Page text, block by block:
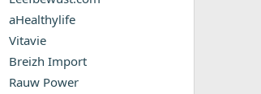
aHealthylife
Vitavie
Breizh Import
Rauw Power